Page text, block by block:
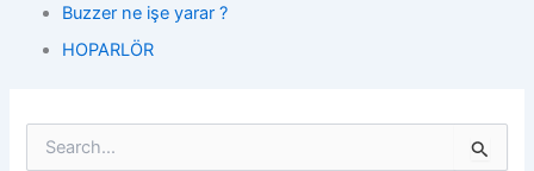
Buzzer ne işe yarar ?
HOPARLÖR